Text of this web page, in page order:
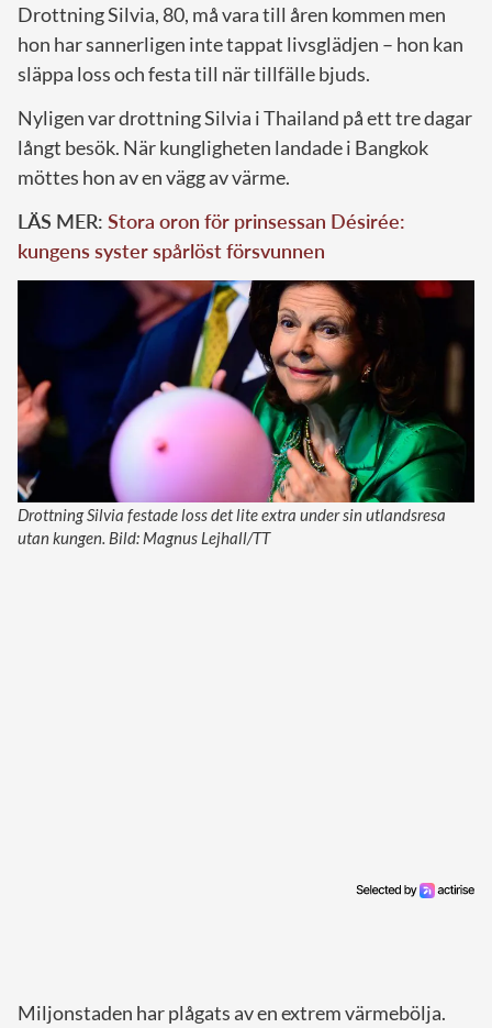
Drottning Silvia, 80, må vara till åren kommen men
hon har sannerligen inte tappat livsglädjen – hon kan
släppa loss och festa till när tillfälle bjuds.
Nyligen var drottning Silvia i Thailand på ett tre dagar
långt besök. När kungligheten landade i Bangkok
möttes hon av en vägg av värme.
LÄS MER: Stora oron för prinsessan Désirée:
kungens syster spårlöst försvunnen
Drottning Silvia festade loss det lite extra under sin utlandsresa
utan kungen. Bild: Magnus Lejhall/TT
Miljonstaden har plågats av en extrem värmebölja.